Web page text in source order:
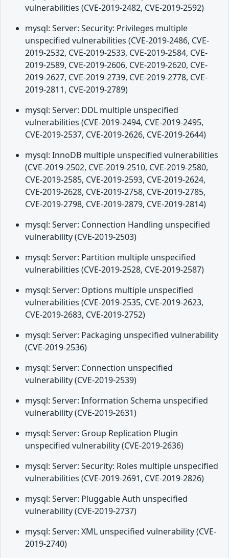
vulnerabilities (CVE-2019-2482, CVE-2019-2592)
mysql: Server: Security: Privileges multiple
unspecified vulnerabilities (CVE-2019-2486, CVE-
2019-2532, CVE-2019-2533, CVE-2019-2584, CVE-
2019-2589, CVE-2019-2606, CVE-2019-2620, CVE-
2019-2627, CVE-2019-2739, CVE-2019-2778, CVE-
2019-2811, CVE-2019-2789)
mysql: Server: DDL multiple unspecified
vulnerabilities (CVE-2019-2494, CVE-2019-2495,
CVE-2019-2537, CVE-2019-2626, CVE-2019-2644)
mysql: InnoDB multiple unspecified vulnerabilities
(CVE-2019-2502, CVE-2019-2510, CVE-2019-2580,
CVE-2019-2585, CVE-2019-2593, CVE-2019-2624,
CVE-2019-2628, CVE-2019-2758, CVE-2019-2785,
CVE-2019-2798, CVE-2019-2879, CVE-2019-2814)
mysql: Server: Connection Handling unspecified
vulnerability (CVE-2019-2503)
mysql: Server: Partition multiple unspecified
vulnerabilities (CVE-2019-2528, CVE-2019-2587)
mysql: Server: Options multiple unspecified
vulnerabilities (CVE-2019-2535, CVE-2019-2623,
CVE-2019-2683, CVE-2019-2752)
mysql: Server: Packaging unspecified vulnerability
(CVE-2019-2536)
mysql: Server: Connection unspecified
vulnerability (CVE-2019-2539)
mysql: Server: Information Schema unspecified
vulnerability (CVE-2019-2631)
mysql: Server: Group Replication Plugin
unspecified vulnerability (CVE-2019-2636)
mysql: Server: Security: Roles multiple unspecified
vulnerabilities (CVE-2019-2691, CVE-2019-2826)
mysql: Server: Pluggable Auth unspecified
vulnerability (CVE-2019-2737)
mysql: Server: XML unspecified vulnerability (CVE-
2019-2740)